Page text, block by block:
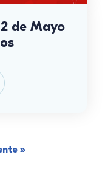
de Mayo
»